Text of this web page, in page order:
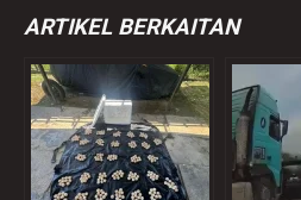
ARTIKEL BERKAITAN